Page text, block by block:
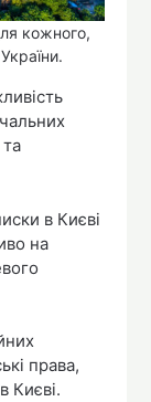
кожного,
в Києві
на
права,
Києві.